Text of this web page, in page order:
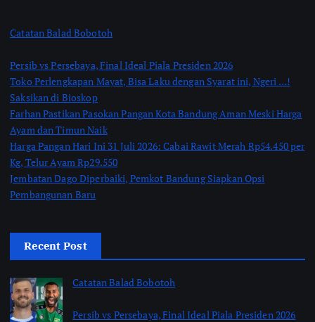
Catatan Balad Bobotoh
Persib vs Persebaya, Final Ideal Piala Presiden 2026
Toko Perlengkapan Mayat, Bisa Laku dengan Syarat ini, Ngeri …!
Saksikan di Bioskop
Farhan Pastikan Pasokan Pangan Kota Bandung Aman Meski Harga
Ayam dan Timun Naik
Harga Pangan Hari Ini 31 Juli 2026: Cabai Rawit Merah Rp54.450 per
Kg, Telur Ayam Rp29.550
Jembatan Dago Diperbaiki, Pemkot Bandung Siapkan Opsi
Pembangunan Baru
Recent Post
Catatan Balad Bobotoh
Persib vs Persebaya, Final Ideal Piala Presiden 2026